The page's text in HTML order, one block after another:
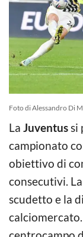
Foto di Alessandro Di
La Juventussi
campionato
obiettivo di
consecutivi.
scudetto e la